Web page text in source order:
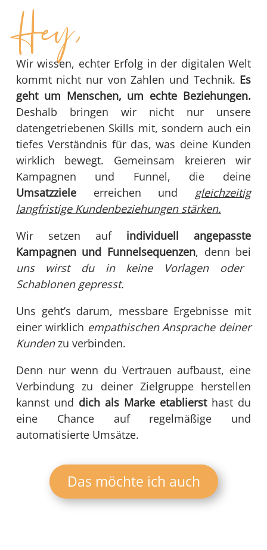
Hey,
Wir wissen, echter Erfolg in der digitalen Welt
kommt nicht nur von Zahlen und Technik. Es
geht um Menschen, um echte Beziehungen.
Deshalb bringen wir nicht nur unsere
datengetriebenen Skills mit, sondern auch ein
tiefes Verständnis für das, was deine Kunden
wirklich bewegt. Gemeinsam kreieren wir
Kampagnen und Funnel, die deine
Umsatzzieleerreichen und gleichzeitig
langfristige Kundenbeziehungen stärken.
Wir setzen aufindividuell angepasste
Kampagnen und Funnelsequenzen, denn bei
uns wirst du in keine Vorlagen oder
Schablonen gepresst.
Uns geht’s darum, messbare Ergebnisse mit
einer wirklich empathischen Ansprache deiner
Kundenzu verbinden.
Denn nur wenn du Vertrauen aufbaust, eine
Verbindung zu deiner Zielgruppe herstellen
kannst und dich als Marke etabliersthast du
eine Chance auf regelmäßige und
automatisierte Umsätze.
Das möchte ich auch